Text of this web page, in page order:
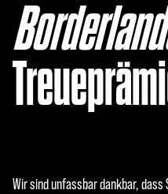
Wir sind unfassbar dankbar, dass